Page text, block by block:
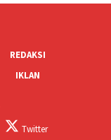
REDAKSI
IKLAN
Twitter